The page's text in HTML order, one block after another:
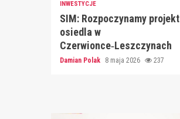
INWESTYCJE
SIM: Rozpoczynamy projekt
osiedla w
Czerwionce‑Leszczynach
Damian Polak 8 maja 2026 237